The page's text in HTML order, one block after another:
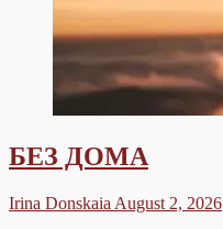
БЕЗ ДОМА
Irina Donskaia August 2, 2026